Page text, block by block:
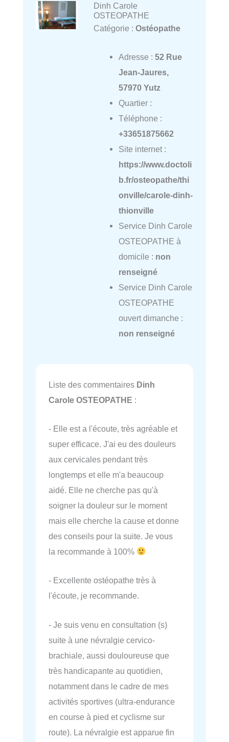
Dinh Carole
OSTEOPATHE
Catégorie : Ostéopathe
Adresse : 52 Rue
Jean-Jaures,
57970 Yutz
Quartier :
Téléphone :
+33651875662
Site internet :
https://www.doctoli
b.fr/osteopathe/thi
onville/carole-dinh-
thionville
Service Dinh Carole
OSTEOPATHE à
domicile : non
renseigné
Service Dinh Carole
OSTEOPATHE
ouvert dimanche :
non renseigné
Liste des commentaires Dinh
Carole OSTEOPATHE :
- Elle est a l'écoute, très agréable et
super efficace. J'ai eu des douleurs
aux cervicales pendant très
longtemps et elle m'a beaucoup
aidé. Elle ne cherche pas qu'à
soigner la douleur sur le moment
mais elle cherche la cause et donne
des conseils pour la suite. Je vous
la recommande à 100%
- Excellente ostéopathe très à
l'écoute, je recommande.
- Je suis venu en consultation (s)
suite à une névralgie cervico-
brachiale, aussi douloureuse que
très handicapante au quotidien,
notamment dans le cadre de mes
activités sportives (ultra-endurance
en course à pied et cyclisme sur
route). La névralgie est apparue fin